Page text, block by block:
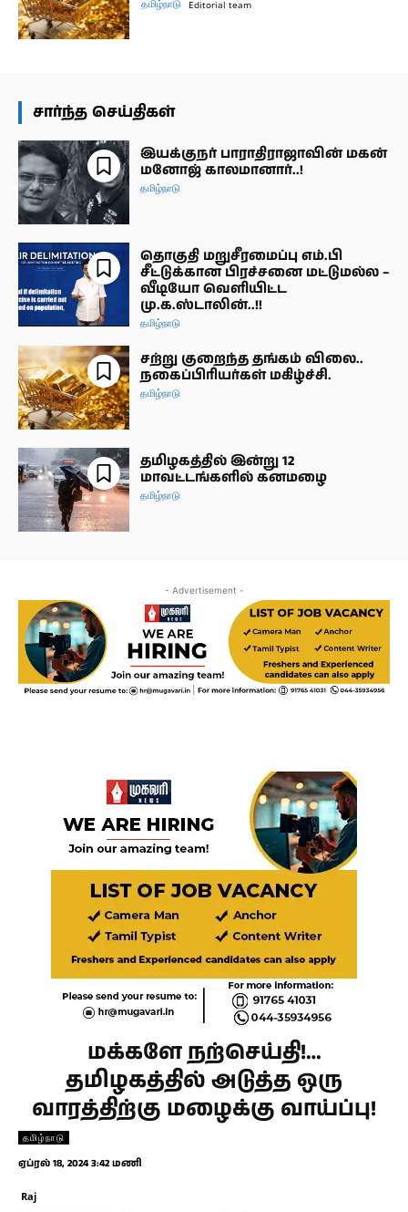
தமிழ்நாடு Editorial team
சார்ந்த செய்திகள்
இயக்குநர் பாராதிராஜாவின் மகன்
மனோஜ் காலமானார்..!
தமிழ்நாடு
தொகுதி மறுசீரமைப்பு எம்.பி
சீட்டுக்கான பிரச்சனை மட்டுமல்ல –
வீடியோ வெளியிட்ட
மு.க.ஸ்டாலின்..!!
தமிழ்நாடு
சற்று குறைந்த தங்கம் விலை..
நகைப்பிரியர்கள் மகிழ்ச்சி.
தமிழ்நாடு
தமிழகத்தில் இன்று 12
மாவட்டங்களில் கனமழை
தமிழ்நாடு
- Advertisement -